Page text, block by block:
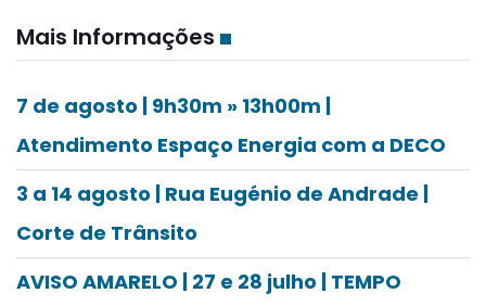
Mais Informações
7 de agosto | 9h30m » 13h00m |
Atendimento Espaço Energia com a DECO
3 a 14 agosto | Rua Eugénio de Andrade |
Corte de Trânsito
AVISO AMARELO | 27 e 28 julho | TEMPO